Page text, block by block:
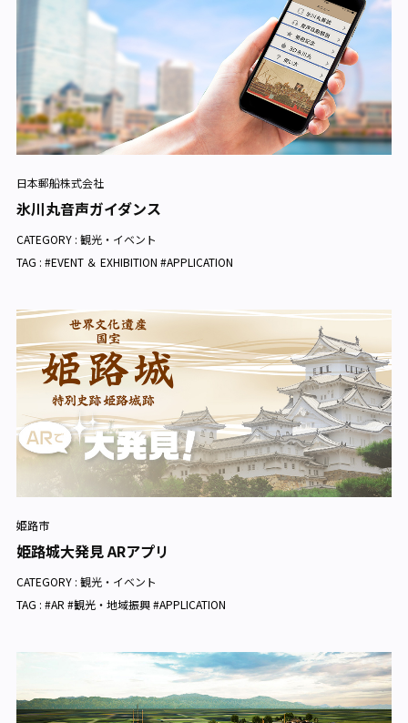
日本郵船株式会社
氷川丸音声ガイダンス
CATEGORY : 観光・イベント
TAG : #EVENT ＆ EXHIBITION #APPLICATION
姫路市
姫路城大発見 ARアプリ
CATEGORY : 観光・イベント
TAG : #AR #観光・地域振興 #APPLICATION